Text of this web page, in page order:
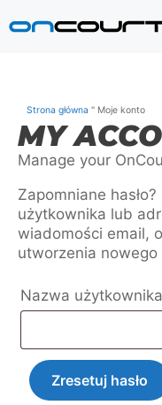
do
Strona główna " Moje konto
MY
Manage your
Zapomniane
użytkownika lub
wiadomości email,
utworzenia nowego
Nazwa
Zresetuj hasło